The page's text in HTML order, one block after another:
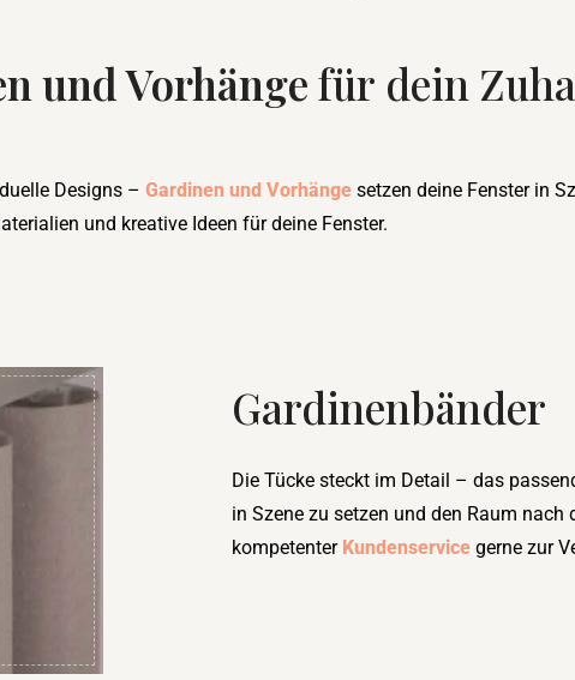
und Vorhängefür dein
Designs –Gardinen und Vorhänge setzen deine Fenster in
und kreative Ideen für deine Fenster.
Gardinenbänder
Die Tücke steckt im Detail – das
in Szene zu setzen und den Raum
kompetenter Kundenservice gerne zur